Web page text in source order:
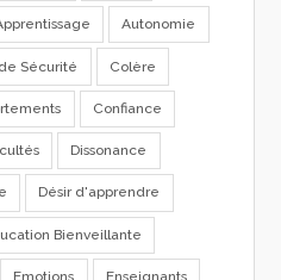
Autonomie
Sécurité Colère
Confiance
Dissonance
Désir d'apprendre
Bienveillante
Emotions Enseignants